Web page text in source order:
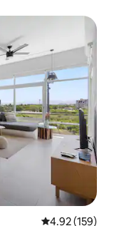
औसत रेटिंग 5 में से
4.92 (159)